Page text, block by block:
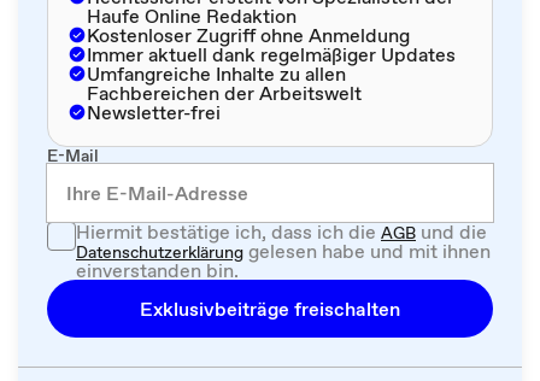
Haufe Online Redaktion
Kostenloser Zugriff ohne Anmeldung
Immer aktuell dank regelmäßiger Updates
Umfangreiche Inhalte zu allen
Fachbereichen der Arbeitswelt
Newsletter-frei
E-Mail
Hiermit bestätige ich, dass ich dieAGBund die
Datenschutzerklärung gelesen habe und mit ihnen
einverstanden bin.
Exklusivbeiträge freischalten